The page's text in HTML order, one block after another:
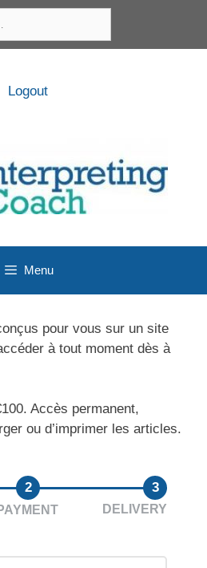
Logout
Menu
pour vous sur un site
à tout moment dès à
Accès permanent,
ou d’imprimer les articles.
2 3
DELIVERY